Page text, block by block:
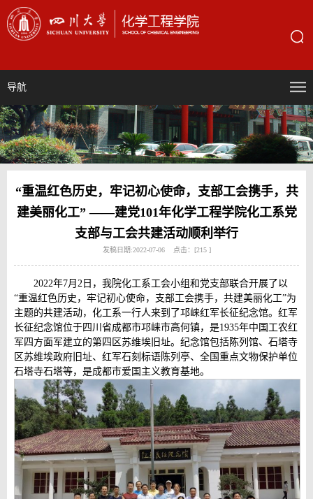
导航
“重温红色历史，牢记初心使命，支部工会携手，共
建美丽化工” ——建党101年化学工程学院化工系党
支部与工会共建活动顺利举行
发稿日期:2022-07-06 点击：[215 ]
2022年7月2日，我院化工系工会小组和党支部联合开展了以
“重温红色历史，牢记初心使命，支部工会携手，共建美丽化工”为
主题的共建活动，化工系一行人来到了邛崃红军长征纪念馆。红军
长征纪念馆位于四川省成都市邛崃市高何镇，是1935年中国工农红
军四方面军建立的第四区苏维埃旧址。纪念馆包括陈列馆、石塔寺
区苏维埃政府旧址、红军石刻标语陈列亭、全国重点文物保护单位
石塔寺石塔等，是成都市爱国主义教育基地。